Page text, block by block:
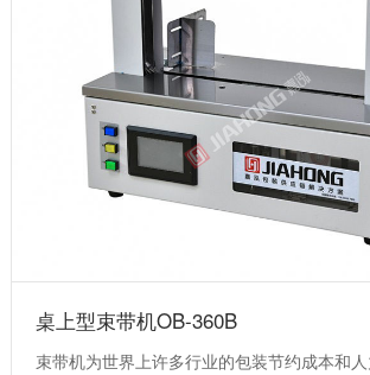
桌上型束带机OB-360B
束带机为世界上许多行业的包装节约成本和